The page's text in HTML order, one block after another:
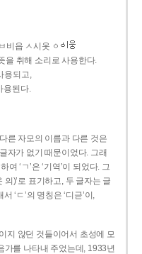
비읍 ㅅ시옷 ㆁ
을 취해 소리로 사용한다.
용되고,
용된다.
른 자모의 이름과 다른 것은
자가 없기 때문이었다. 그래
여 ‘ㄱ’은 ‘기역’이 되었다. 그
의)’로 표기하고, 두 글자는 글
‘ㄷ’의 명칭은 ‘디귿’이,
지 않던 것들이어서 초성에 모
가를 나타내 주었는데, 1933년